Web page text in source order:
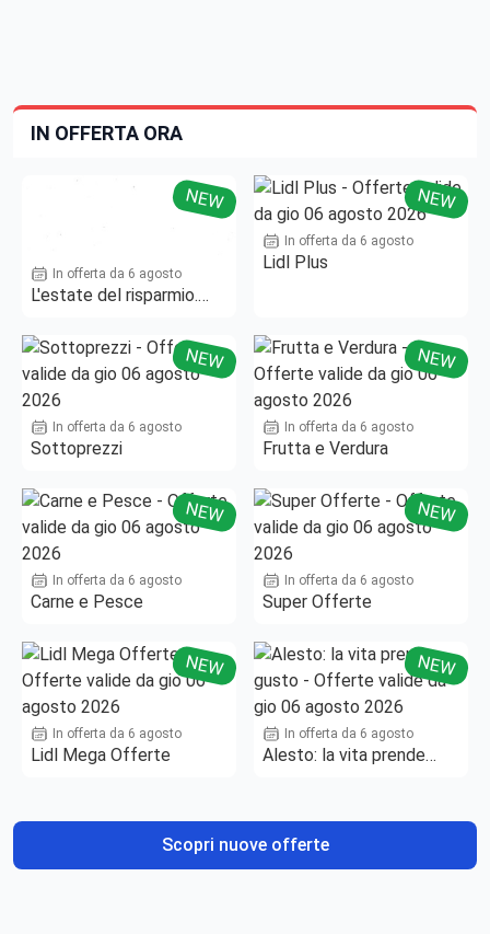
IN OFFERTA ORA
NEW
In offerta da 6 agosto
L'estate del risparmio.
NEW
In offerta da 6 agosto
Lidl Plus
NEW
In offerta da 6 agosto
Sottoprezzi
NEW
In offerta da 6 agosto
Frutta e Verdura
NEW
In offerta da 6 agosto
Carne e Pesce
NEW
In offerta da 6 agosto
Super Offerte
NEW
In offerta da 6 agosto
Lidl Mega Offerte
NEW
In offerta da 6 agosto
Alesto: la vita prende
Scopri nuove offerte